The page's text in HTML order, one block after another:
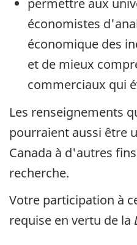
permettre aux
économistes
économique des
et de mieux
commerciaux qui
Les renseignements
pourraient aussi être
Canada à d'autres
recherche.
Votre participation à
requise en vertu de la